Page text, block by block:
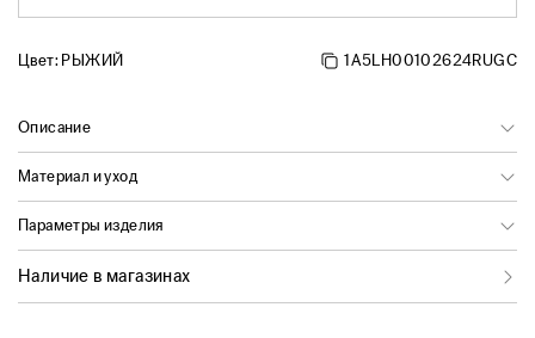
Цвет:РЫЖИЙ 1A5LH00102624RUGC
Описание
Материал и уход
Параметры изделия
Наличие в магазинах